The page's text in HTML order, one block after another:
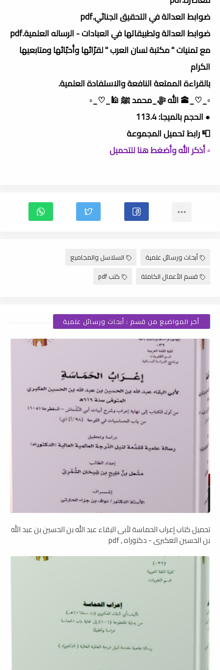
ضوابط العدالة في التحقيق الجنائي.pdf
ضوابط العدالة وتطبيقاتها في العبادات - الرساله العلمية.pdf
مع تمنيات " مكتبة لسان العرب " لقرّائها وأحبّائها ومتابعيها
الكرام
بالقراءة الممتعة النافعة والاستفادة العلمية.
▫️_♡_🕋 الله ﷻ_محمد ﷺ 🕌_♡_▫️
● الحجم بالميجا: 113.4
📮 رابط تحميل المجموعة
▫️ أذكر الله وأضغط هنا للتحميل
أبحاث ورسائل علمية
السلاسل والمجاميع
قسم الأعمال الكاملة
كتب pdf
أخر المواضيع من قسم : أبحاث ورسائل علمية
تحميل كتاب إعراب الحماسة لأبى البقاء عبد الله بن الحسين بن عبد الله
بن الحسين العكبرى - دكتوراه , pdf